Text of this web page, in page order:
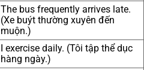
The bus frequently arrives late.
(Xe buýt thường xuyên đến
muộn.)
I exercise daily. (Tôi tập thể dục
hàng ngày.)